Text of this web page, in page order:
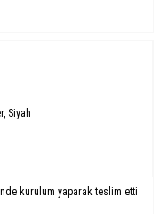
Siyah
kurulum yaparak teslim etti